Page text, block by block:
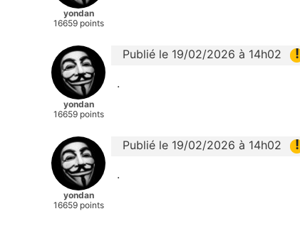
yondan
16659 points
yondan
16659 points
Publié le 19/02/2026 à 14h02 !
.
yondan
16659 points
Publié le 19/02/2026 à 14h02 !
.